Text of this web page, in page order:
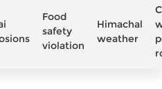
Food
safety
violation
Himachal
weather